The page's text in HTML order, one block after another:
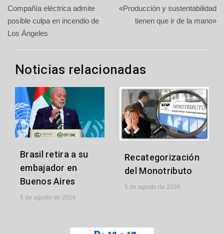
de
entradas
Compañía eléctrica admite
posible culpa en incendio de
Los Ángeles
«Producción y sustentabilidad
tienen que ir de la mano»
Noticias relacionadas
Brasil retira a su
embajador en
Buenos Aires
5 de agosto de 2026
Recategorización
del Monotributo
5 de agosto de 2026